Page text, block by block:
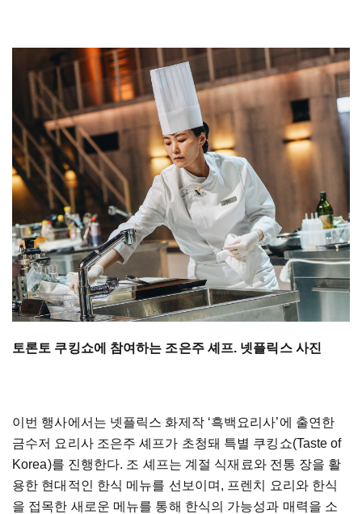
토론토 쿠킹쇼에 참여하는 조은주 셰프. 넷플릭스 사진
이번 행사에서는 넷플릭스 화제작 ‘흑백요리사’에 출연한
금수저 요리사 조은주 셰프가 초청돼 특별 쿠킹쇼(Taste of
Korea)를 진행한다. 조 셰프는 계절 식재료와 전통 장을 활
용한 현대적인 한식 메뉴를 선보이며, 프렌치 요리와 한식
을 접목한 새로운 메뉴를 통해 한식의 가능성과 매력을 소